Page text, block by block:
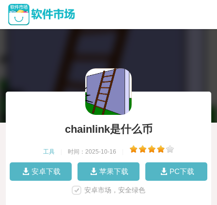
chainlink是什么币
工具 时间：2025-10-16
安卓下载 苹果下载 PC下载
安卓市场，安全绿色